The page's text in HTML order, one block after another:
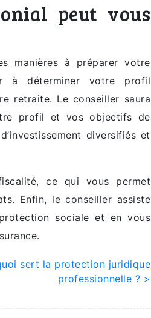
peut vous
manières à préparer votre
à déterminer votre profil
retraite. Le conseiller saura
profil et vos objectifs de
diversifiés et
ce qui vous permet
Enfin, le conseiller assiste
sociale et en vous
sert la protection juridique
professionnelle ? >